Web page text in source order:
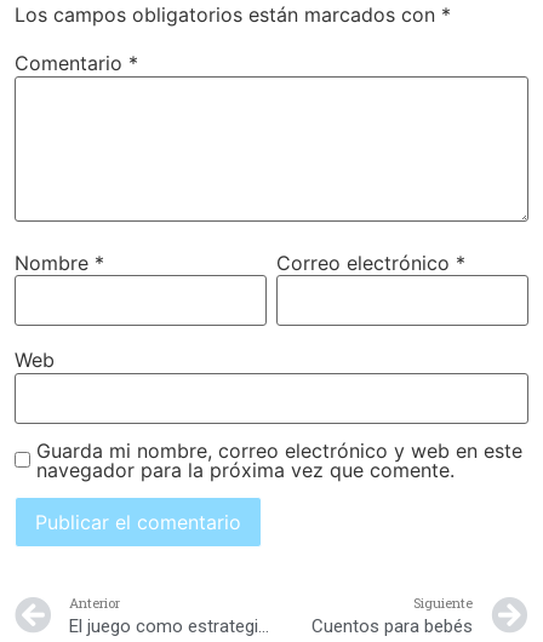
Los campos obligatorios están marcados con *
Comentario *
Nombre * Correo electrónico *
Web
Guarda mi nombre, correo electrónico y web en este
navegador para la próxima vez que comente.
Anterior
El juego como estrategia para enseñarles a leer
Siguiente
Cuentos para bebés